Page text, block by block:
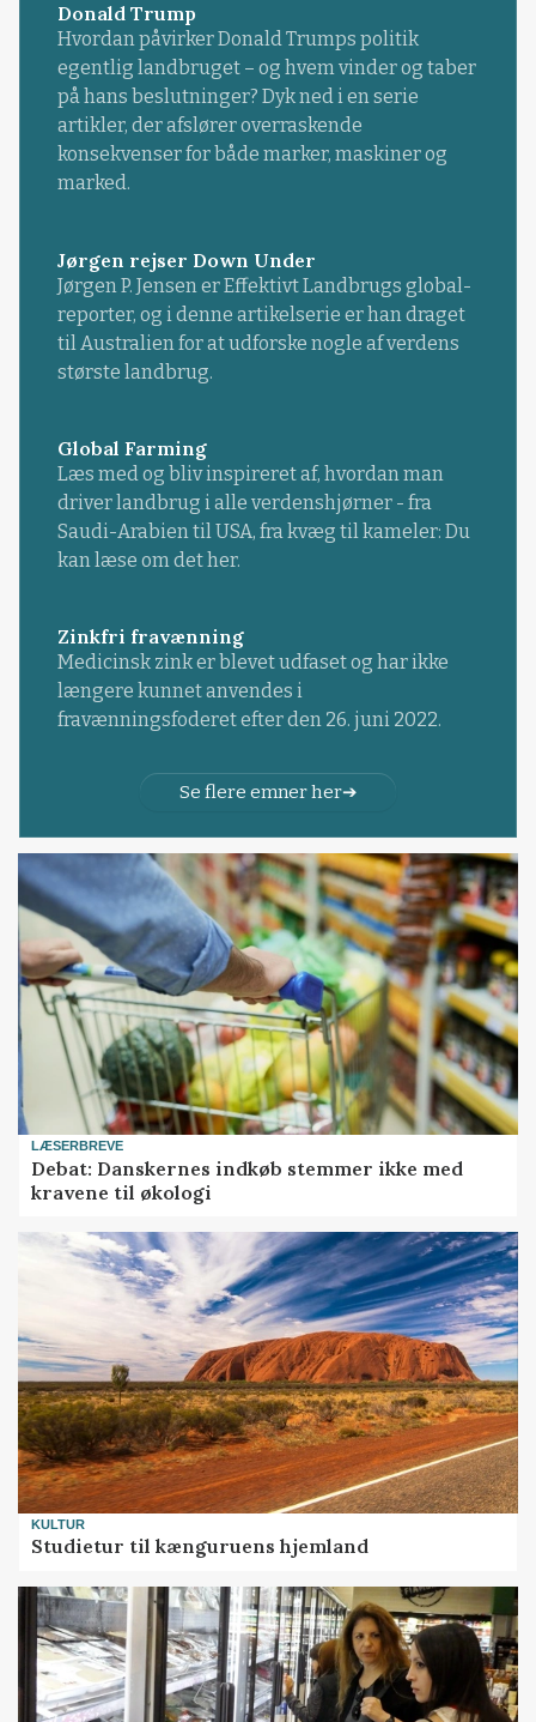
Donald Trump
Hvordan påvirker Donald Trumps politik
egentlig landbruget – og hvem vinder og taber
på hans beslutninger? Dyk ned i en serie
artikler, der afslører overraskende
konsekvenser for både marker, maskiner og
marked.
Jørgen rejser Down Under
Jørgen P. Jensen er Effektivt Landbrugs global-
reporter, og i denne artikelserie er han draget
til Australien for at udforske nogle af verdens
største landbrug.
Global Farming
Læs med og bliv inspireret af, hvordan man
driver landbrug i alle verdenshjørner - fra
Saudi-Arabien til USA, fra kvæg til kameler: Du
kan læse om det her.
Zinkfri fravænning
Medicinsk zink er blevet udfaset og har ikke
længere kunnet anvendes i
fravænningsfoderet efter den 26. juni 2022.
Se flere emner her
LÆSERBREVE
Debat: Danskernes indkøb stemmer ikke med
kravene til økologi
KULTUR
Studietur til kænguruens hjemland